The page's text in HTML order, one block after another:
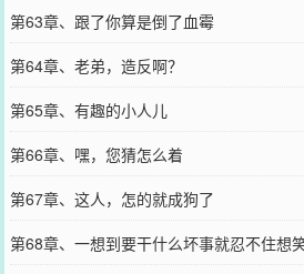
第63章、跟了你算是倒了血霉
第64章、老弟，造反啊？
第65章、有趣的小人儿
第66章、嘿，您猜怎么着
第67章、这人，怎的就成狗了
第68章、一想到要干什么坏事就忍不住想